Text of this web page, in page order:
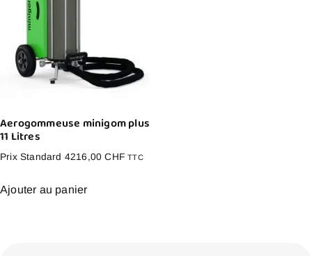
Aerogommeuse minigom plus
11 Litres
Prix Standard 4216,00CHF TTC
Ajouter au panier